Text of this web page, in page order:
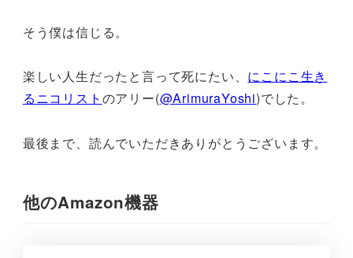
そう僕は信じる。
楽しい人生だったと言って死にたい、 にこにこ生き
るニコリスト のアリー(@ArimuraYoshi)でした。
最後まで、読んでいただきありがとうございます。
他のAmazon機器